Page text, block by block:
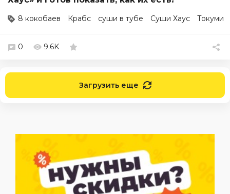
8 кокобаев Крабс суши в тубе Суши Хаус Токуми
0 9.6K
Загрузить еще